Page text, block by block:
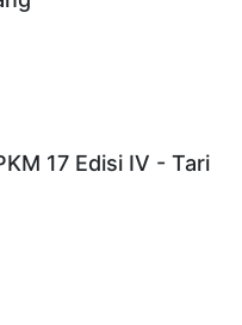
17 Edisi IV - Tari